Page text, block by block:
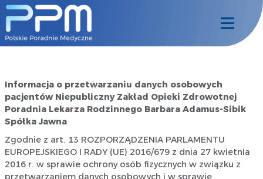
Informacja o przetwarzaniu danych osobowych
pacjentów Niepubliczny Zakład Opieki Zdrowotnej
Poradnia Lekarza Rodzinnego Barbara Adamus-Sibik
Spółka Jawna
Zgodnie z art. 13 ROZPORZĄDZENIA PARLAMENTU
EUROPEJSKIEGO I RADY (UE) 2016/679 z dnia 27 kwietnia
2016 r. w sprawie ochrony osób fizycznych w związku z
przetwarzaniem danych osobowych i w sprawie